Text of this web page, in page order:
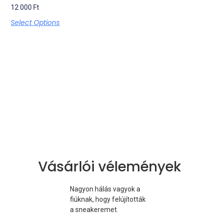
12 000 Ft
Select Options
Vásárlói vélemények
Nagyon hálás vagyok a
fiúknak, hogy felújították
a sneakeremet.